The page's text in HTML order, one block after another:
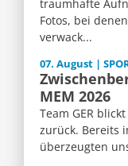
traumhafte
Fotos, bei
verwack...
07. August |
MEM 2026
Team GER
zurück. Bereits
überzeugten